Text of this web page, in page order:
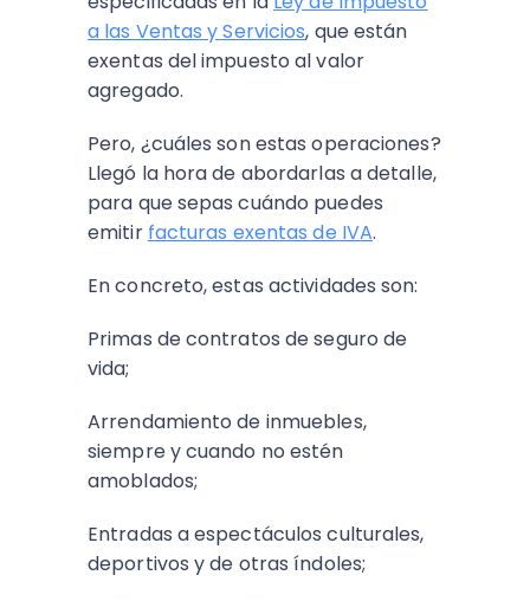
a las Ventas y Servicios, que están
exentas del impuesto al valor
agregado.
Pero, ¿cuáles son estas operaciones?
Llegó la hora de abordarlas a detalle,
para que sepas cuándo puedes
emitir facturas exentas de IVA.
En concreto, estas actividades son:
Primas de contratos de seguro de
vida;
Arrendamiento de inmuebles,
siempre y cuando no estén
amoblados;
Entradas a espectáculos culturales,
deportivos y de otras índoles;